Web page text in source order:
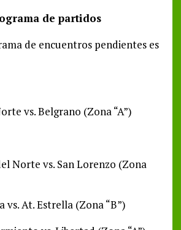
de partidos
de encuentros pendientes es
vs. Belgrano (Zona “A”)
Norte vs. San Lorenzo (Zona
vs. At. Estrella (Zona “B”)